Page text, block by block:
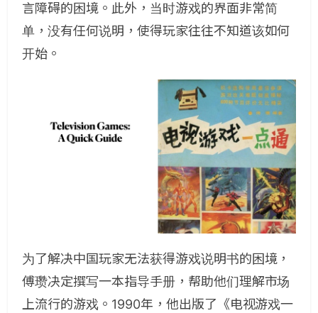
言障碍的困境。此外，当时游戏的界面非常简
单，没有任何说明，使得玩家往往不知道该如何
开始。
为了解决中国玩家无法获得游戏说明书的困境，
傅瓒决定撰写一本指导手册，帮助他们理解市场
上流行的游戏。1990年，他出版了《电视游戏一